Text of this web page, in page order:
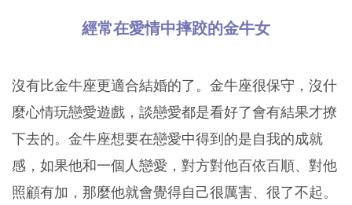
經常在愛情中摔跤的金牛女
沒有比金牛座更適合結婚的了。金牛座很保守，沒什
麼心情玩戀愛遊戲，談戀愛都是看好了會有結果才撩
下去的。金牛座想要在戀愛中得到的是自我的成就
感，如果他和一個人戀愛，對方對他百依百順、對他
照顧有加，那麼他就會覺得自己很厲害、很了不起。